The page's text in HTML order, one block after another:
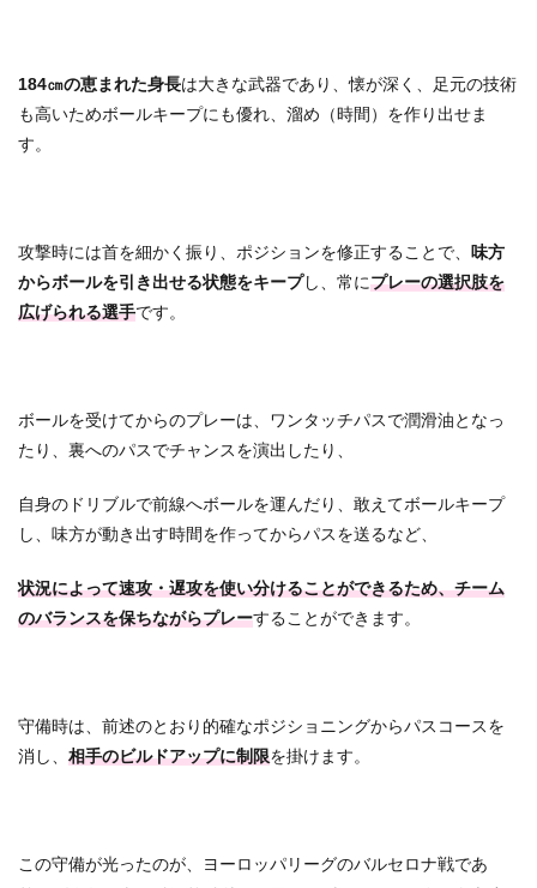
184㎝の恵まれた身長は大きな武器であり、懐が深く、足元の技術
も高いためボールキープにも優れ、溜め（時間）を作り出せま
す。
攻撃時には首を細かく振り、ポジションを修正することで、
味方
からボールを引き出せる状態をキープし、常にプレーの選択肢を
広げられる選手です。
ボールを受けてからのプレーは、ワンタッチパスで潤滑油となっ
たり、裏へのパスでチャンスを演出したり、
自身のドリブルで前線へボールを運んだり、敢えてボールキープ
し、味方が動き出す時間を作ってからパスを送るなど、
状況によって速攻・遅攻を使い分けることができるため、チーム
のバランスを保ちながらプレーすることができます。
守備時は、前述のとおり的確なポジショニングからパスコースを
消し、 相手のビルドアップに制限を掛けます。
この守備が光ったのが、ヨーロッパリーグのバルセロナ戦であ